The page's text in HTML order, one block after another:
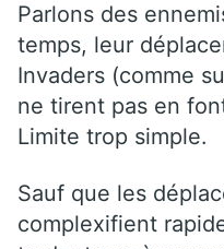
Parlons des
temps, leur
Invaders (comme
ne tirent pas en
Limite trop simple.
Sauf que les
complexifient